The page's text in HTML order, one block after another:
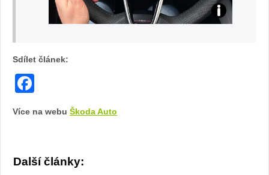
ch
Sdílet článek:
Více na webu Škoda Auto
Další články: